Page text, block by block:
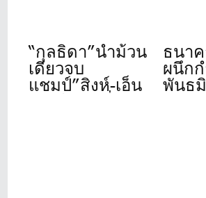
“กุลธิดา”นำม้วน
เดียวจบ
แชมป์”สิงห์-เอ็น
เอสดีเอฟ”ที่เดอะ
ธนา
ผนึก
พันธ